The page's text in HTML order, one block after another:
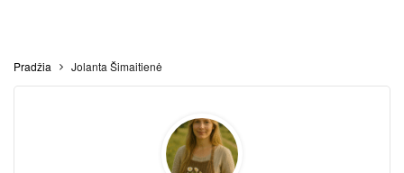
Pradžia Jolanta Šimaitienė